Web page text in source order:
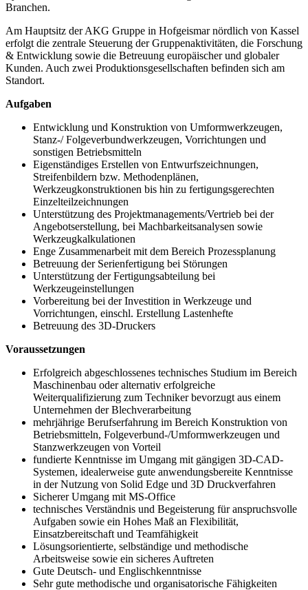
Branchen.
Am Hauptsitz der AKG Gruppe in Hofgeismar nördlich von Kassel
erfolgt die zentrale Steuerung der Gruppenaktivitäten, die Forschung
& Entwicklung sowie die Betreuung europäischer und globaler
Kunden. Auch zwei Produktionsgesellschaften befinden sich am
Standort.
Aufgaben
Entwicklung und Konstruktion von Umformwerkzeugen,
Stanz-/ Folgeverbundwerkzeugen, Vorrichtungen und
sonstigen Betriebsmitteln
Eigenständiges Erstellen von Entwurfszeichnungen,
Streifenbildern bzw. Methodenplänen,
Werkzeugkonstruktionen bis hin zu fertigungsgerechten
Einzelteilzeichnungen
Unterstützung des Projektmanagements/Vertrieb bei der
Angebotserstellung, bei Machbarkeitsanalysen sowie
Werkzeugkalkulationen
Enge Zusammenarbeit mit dem Bereich Prozessplanung
Betreuung der Serienfertigung bei Störungen
Unterstützung der Fertigungsabteilung bei
Werkzeugeinstellungen
Vorbereitung bei der Investition in Werkzeuge und
Vorrichtungen, einschl. Erstellung Lastenhefte
Betreuung des 3D-Druckers
Voraussetzungen
Erfolgreich abgeschlossenes technisches Studium im Bereich
Maschinenbau oder alternativ erfolgreiche
Weiterqualifizierung zum Techniker bevorzugt aus einem
Unternehmen der Blechverarbeitung
mehrjährige Berufserfahrung im Bereich Konstruktion von
Betriebsmitteln, Folgeverbund-/Umformwerkzeugen und
Stanzwerkzeugen von Vorteil
fundierte Kenntnisse im Umgang mit gängigen 3D-CAD-
Systemen, idealerweise gute anwendungsbereite Kenntnisse
in der Nutzung von Solid Edge und 3D Druckverfahren
Sicherer Umgang mit MS-Office
technisches Verständnis und Begeisterung für anspruchsvolle
Aufgaben sowie ein Hohes Maß an Flexibilität,
Einsatzbereitschaft und Teamfähigkeit
Lösungsorientierte, selbständige und methodische
Arbeitsweise sowie ein sicheres Auftreten
Gute Deutsch- und Englischkenntnisse
Sehr gute methodische und organisatorische Fähigkeiten